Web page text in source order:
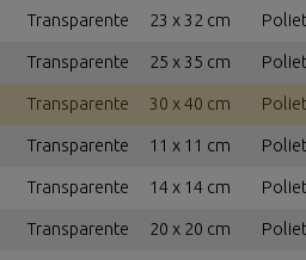
Transparente 23 x 32 cm
Transparente 25 x 35 cm
Transparente 30 x 40 cm
Transparente 11 x 11 cm
Transparente 14 x 14 cm
Transparente 20 x 20 cm